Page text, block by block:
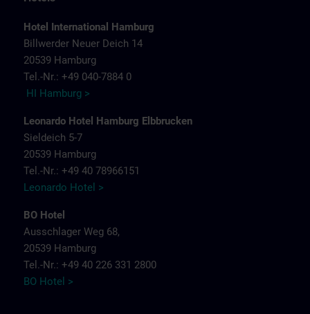
Hotel International Hamburg
Billwerder Neuer Deich 14
20539 Hamburg
Tel.-Nr.: +49 040-7884 0
HI Hamburg >
Leonardo Hotel Hamburg Elbbrucken
Sieldeich 5-7
20539 Hamburg
Tel.-Nr.: +49 40 78966151
Leonardo Hotel >
BO Hotel
Ausschlager Weg 68,
20539 Hamburg
Tel.-Nr.: +49 40 226 331 2800
BO Hotel >